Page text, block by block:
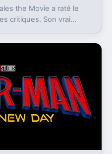
the Movie a raté le
critiques. Son vrai